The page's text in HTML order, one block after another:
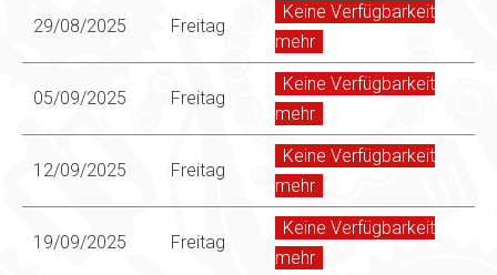
29/08/2025 Freitag
Keine Verfügbarkeit
mehr
05/09/2025 Freitag
Keine Verfügbarkeit
mehr
12/09/2025 Freitag
Keine Verfügbarkeit
mehr
19/09/2025 Freitag
Keine Verfügbarkeit
mehr